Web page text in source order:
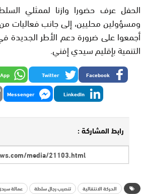
الحفل عرف حضورا وازنا لممثلي
ومسؤولين محليين، إلى جانب فعاليات
أجمعوا على ضرورة دعم الأطر الجديدة
التنمية بإقليم سيدي إفني.
Facebook
Twitter
LinkedIn
Messenger
رابط المشاركة :
الحركة الانتقالية تنصيب رجال سلطة عمالة